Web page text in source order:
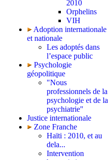
2010
Orphelins
VIH
Adoption internationale
et nationale
Les adoptés dans
l’espace public
Psychologie
géopolitique
"Nous
professionnels de la
psychologie et de la
psychiatrie"
Justice internationale
Zone Franche
Haïti : 2010, et au
dela...
Intervention